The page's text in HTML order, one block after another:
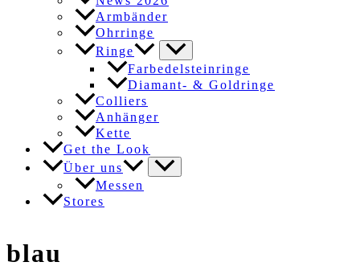
Armbänder
Ohrringe
Ringe
Farbedelsteinringe
Diamant- & Goldringe
Colliers
Anhänger
Kette
Get the Look
Über uns
Messen
Stores
blau